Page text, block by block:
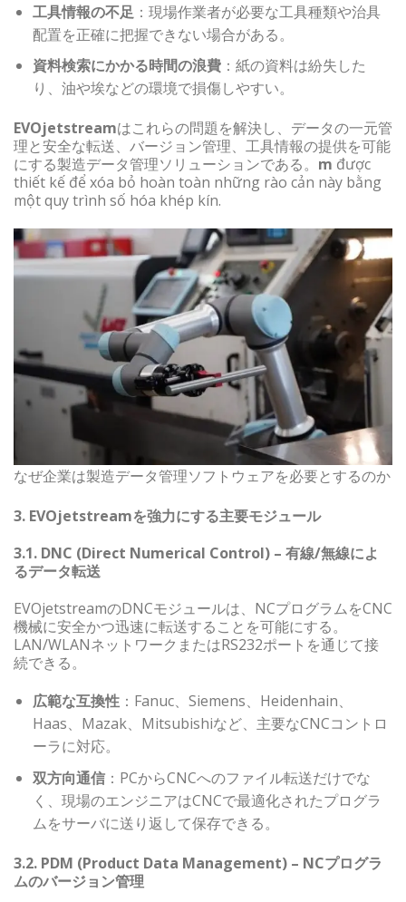
工具情報の不足 ：現場作業者が必要な工具種類や治具
配置を正確に把握できない場合がある。
資料検索にかかる時間の浪費：紙の資料は紛失した
り、油や埃などの環境で損傷しやすい。
EVOjetstreamはこれらの問題を解決し、データの一元管
理と安全な転送、バージョン管理、工具情報の提供を可能
にする製造データ管理ソリューションである。 m được
thiết kế để xóa bỏ hoàn toàn những rào cản này bằng
một quy trình số hóa khép kín.
なぜ企業は製造データ管理ソフトウェアを必要とするのか
3. EVOjetstreamを強力にする主要モジュール
3.1. DNC (Direct Numerical Control) – 有線/無線によ
るデータ転送
EVOjetstreamのDNCモジュールは、NCプログラムをCNC
機械に安全かつ迅速に転送することを可能にする。
LAN/WLANネットワークまたはRS232ポートを通じて接
続できる。
広範な互換性：Fanuc、Siemens、Heidenhain、
Haas、Mazak、Mitsubishiなど、主要なCNCコントロ
ーラに対応。
双方向通信：PCからCNCへのファイル転送だけでな
く、現場のエンジニアはCNCで最適化されたプログラ
ムをサーバに送り返して保存できる。
3.2. PDM (Product Data Management) – NCプログラ
ムのバージョン管理